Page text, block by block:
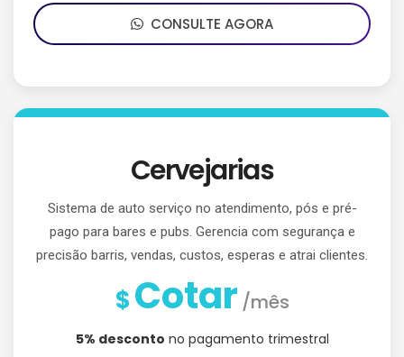
CONSULTE AGORA
Cervejarias
Sistema de auto serviço no atendimento, pós e pré-
pago para bares e pubs. Gerencia com segurança e
precisão barris, vendas, custos, esperas e atrai clientes.
$Cotar /mês
5% desconto no pagamento trimestral